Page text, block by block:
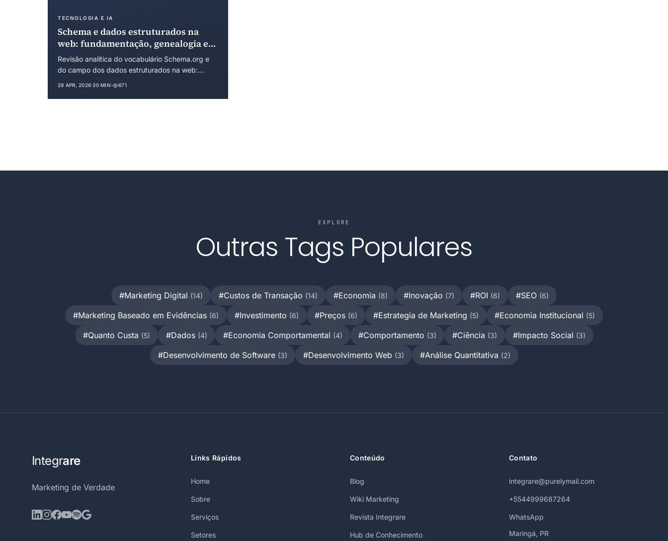
TECNOLOGIA E IA
Schema e dados estruturados na
web: fundamentação, genealogia e
economia institucional de um
padrão de coordenação
Revisão analítica do vocabulário Schema.org e
do campo dos dados estruturados na web:
29 APR, 2026·30 MIN· 671
EXPLORE
Outras Tags Populares
#Marketing Digital (14) #Custos de Transação (14) #Economia (8) #Inovação (7) #ROI (6) #SEO (6)
#Marketing Baseado em Evidências (6) #Investimento (6) #Preços (6) #Estrategia de Marketing (5) #Economia Institucional (5)
#Quanto Custa (5) #Dados (4) #Economia Comportamental (4) #Comportamento (3) #Ciência (3) #Impacto Social (3)
#Desenvolvimento de Software (3) #Desenvolvimento Web (3) #Análise Quantitativa (2)
Integrare
Marketing de Verdade
Links Rápidos
Home
Sobre
Serviços
Setores
Conteúdo
Blog
Wiki Marketing
Revista Integrare
Hub de Conhecimento
Contato
integrare@purelymail.com
+5544999687264
WhatsApp
Maringá, PR